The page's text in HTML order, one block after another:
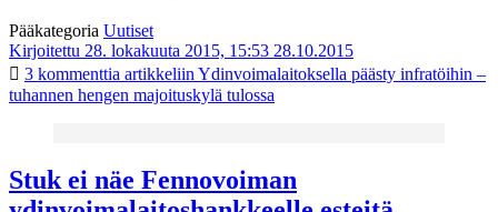
Pääkategoria Uutiset
Kirjoitettu 28. lokakuuta 2015, 15:53 28.10.2015
3 kommenttia artikkeliin Ydinvoimalaitoksella päästy infratöihin –
tuhannen hengen majoituskylä tulossa
Stuk ei näe Fennovoiman